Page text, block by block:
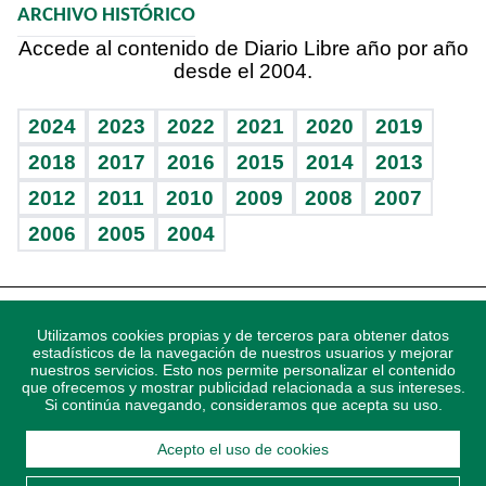
Vida y familia
Eñe
Celebrando la vida
Sin complejos
En pocas palabras
Escuchando al corazón
Economía Personal
BRV
TBT Deportivo
Más firmas
Hecho en casa
Guía del dinero
Cumpleaños
Horóscopos
Juegos
ARCHIVO HISTÓRICO
Accede al contenido de Diario Libre año por año
desde el 2004.
2024 2023 2022 2021 2020
2019
2018
2017 2016 2015 2014
2013
2012
2011 2010 2009 2008
2007
2006
2005 2004
sistema Huawei.
© 2021 Diario Libre, todos los derechos reservados.
Utilizamos cookies propias y de terceros para obtener datos
estadísticos de la navegación de nuestros usuarios y mejorar
nuestros servicios. Esto nos permite personalizar el contenido
que ofrecemos y mostrar publicidad relacionada a sus intereses.
Si continúa navegando, consideramos que acepta su uso.
Acepto el uso de cookies